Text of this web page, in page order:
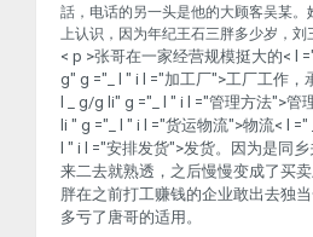
話，电话的另一头是他的大顾客吴某。
上认识，因为年纪王石三胖多少岁，刘
< p >张哥在一家经营规模挺大的< l
g" g ="_ l " i l ="加工厂">工厂工作，
l _ g/g li" g ="_ l " i l ="管理方法">管
li " g ="_ l " i l ="货运物流">物流< l ="
l " i l ="安排发货">发货。因为是同
来二去就熟透，之后慢慢变成了买
胖在之前打工赚钱的企业敢出去独
多亏了唐哥的适用。